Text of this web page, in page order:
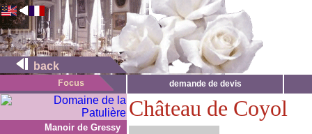
back
demande de devis
Manoir de Gressy
Château de Coyol